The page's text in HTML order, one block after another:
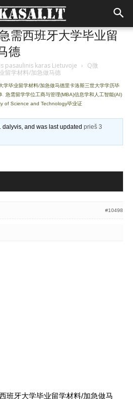
需西班牙大学毕业留
德
pasaulinis karas Lietuvoje › Q微
留学材料/加急做马德
毕业留学材料/加急做马德里卡洛斯三世大学学历毕
急需留学学位工商与管理(MBA)信息学和人工智能(AI)
of Science and Technology毕业证
dalyvis, and was last updatedprieš 3
#10498
班牙大学毕业留学材料/加急做马